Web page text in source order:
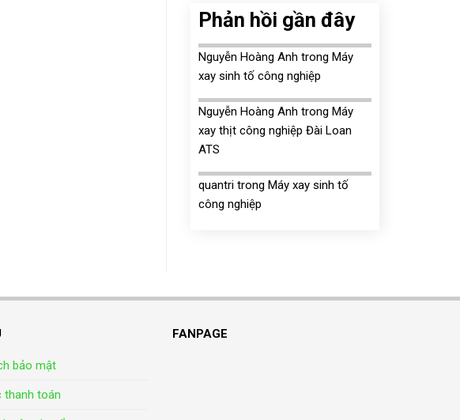
Phản hồi gần đây
Nguyễn Hoàng Anh trong Máy
xay sinh tố công nghiệp
Nguyễn Hoàng Anh trong Máy
xay thịt công nghiệp Đài Loan
ATS
quantri trong Máy xay sinh tố
công nghiệp
bảo mật
thanh toán
FANPAGE